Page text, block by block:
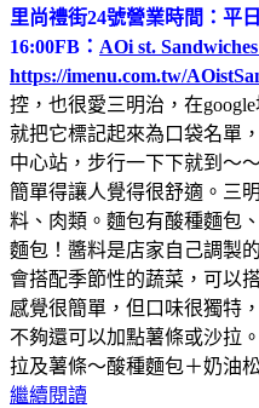
里尚禮街24號營業時間：平
16:00FB： AOi st.
https://imenu.com.tw/
控，也很愛三明治，在
就把它標記起來為口袋名單
中心站，步行一下下就到～
簡單得讓人覺得很舒適。三
料、肉類。麵包有酸種麵包
麵包！醬料是店家自己調製
會搭配季節性的蔬菜，可以
感覺很簡單，但口味很獨特
不夠還可以加點薯條或沙拉
拉及薯條～酸種麵包＋奶油
繼續閱讀